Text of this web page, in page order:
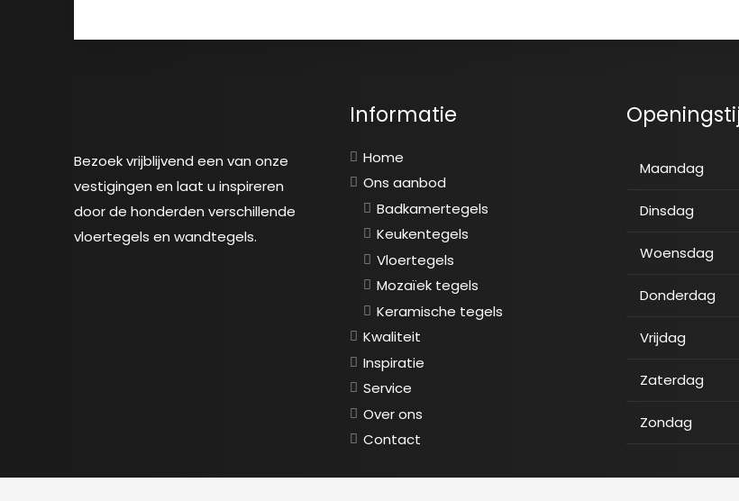
Bezoek vrijblijvend een van onze
vestigingen en laat u inspireren
door de honderden verschillende
vloertegels en wandtegels.
Informatie
Home
Ons aanbod
Badkamertegels
Keukentegels
Vloertegels
Mozaïek tegels
Keramische tegels
Kwaliteit
Inspiratie
Service
Over ons
Contact
Maandag
Dinsdag
Woensdag
Donderdag
Vrijdag
Zaterdag
Zondag